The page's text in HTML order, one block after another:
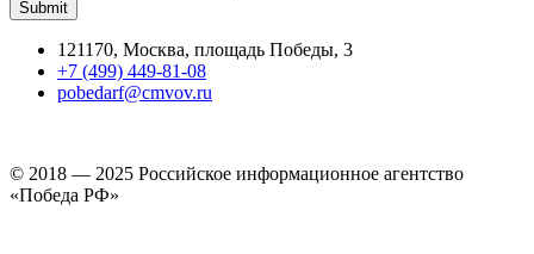
121170, Москва, площадь Победы, 3
+7 (499) 449-81-08
pobedarf@cmvov.ru
© 2018 — 2025 Российское информационное агентство
«Победа РФ»